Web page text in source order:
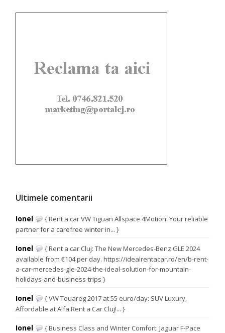
Ultimele comentarii
Ionel
{ Rent a car VW Tiguan Allspace 4Motion: Your reliable
partner for a carefree winter in... }
Ionel
{ Rent a car Cluj: The New Mercedes-Benz GLE 2024
available from €104 per day. https://idealrentacar.ro/en/b-rent-
a-car-mercedes-gle-2024-the-ideal-solution-for-mountain-
holidays-and-business-trips }
Ionel
{ VW Touareg 2017 at 55 euro/day: SUV Luxury,
Affordable at Alfa Rent a Car Cluj!... }
Ionel
{ Business Class and Winter Comfort: Jaguar F-Pace